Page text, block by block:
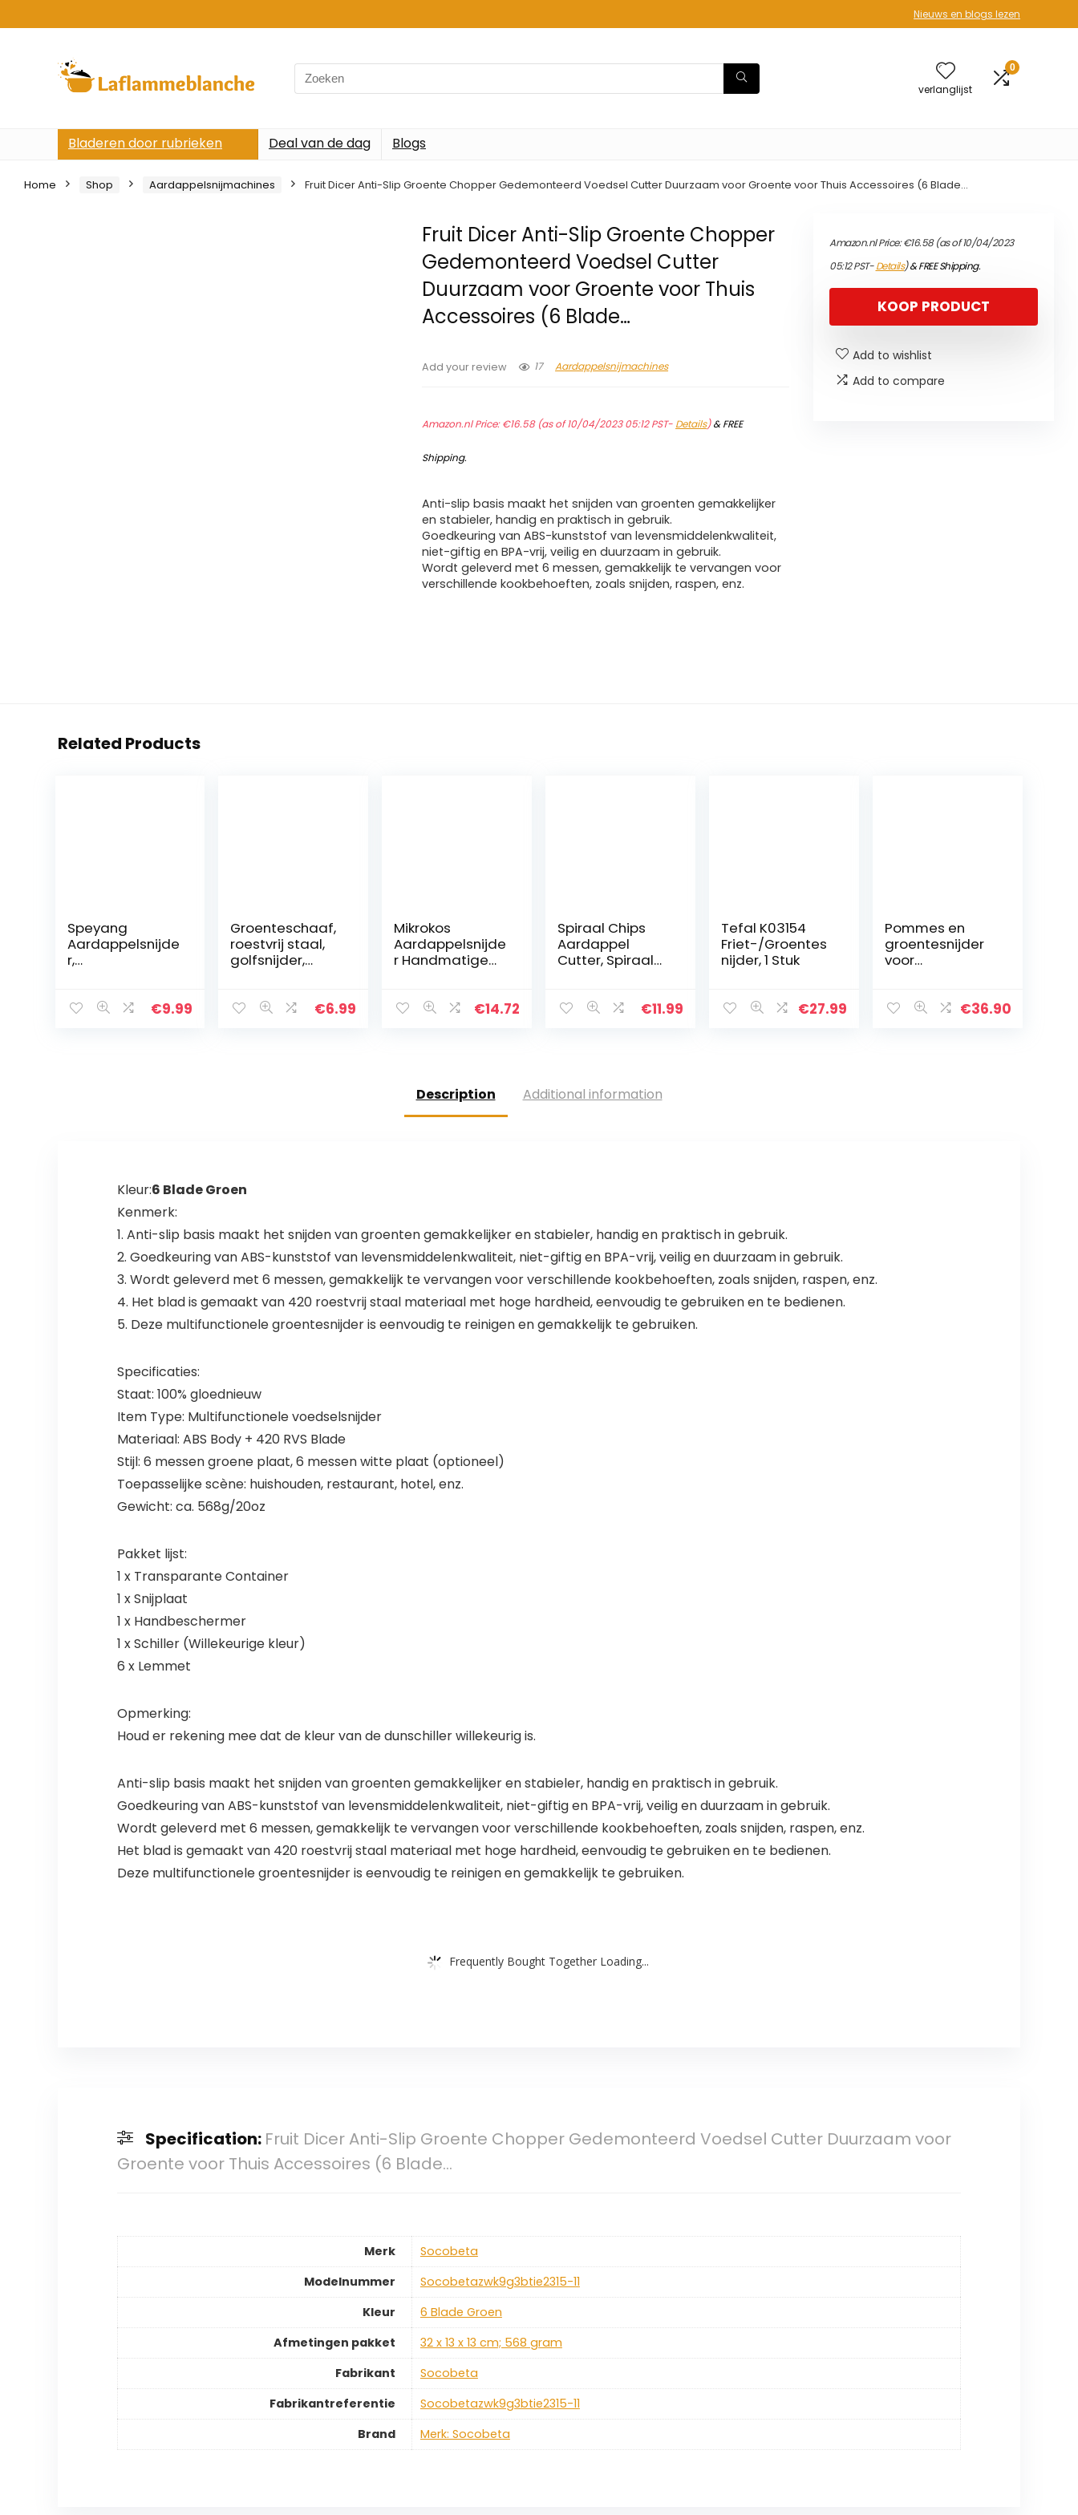
Nieuws en blogs lezen
Search
for:
verlanglijst
0
Bladeren door rubrieken Deal van de dag Blogs
Home Shop Aardappelsnijmachines Fruit Dicer Anti-Slip Groente Chopper Gedemonteerd Voedsel Cutter Duurzaam voor Groente voor Thuis Accessoires (6 Blade…
Fruit Dicer Anti-Slip Groente Chopper
Gedemonteerd Voedsel Cutter
Duurzaam voor Groente voor Thuis
Accessoires (6 Blade…
Add your review 17 Aardappelsnijmachines
Amazon.nl Price:€16.58(as of 10/04/2023 05:12 PST- Details)&FREE
Shipping.
Anti-slip basis maakt het snijden van groenten gemakkelijker
en stabieler, handig en praktisch in gebruik.
Goedkeuring van ABS-kunststof van levensmiddelenkwaliteit,
niet-giftig en BPA-vrij, veilig en duurzaam in gebruik.
Wordt geleverd met 6 messen, gemakkelijk te vervangen voor
verschillende kookbehoeften, zoals snijden, raspen, enz.
Amazon.nl Price:€16.58(as of 10/04/2023
05:12 PST-Details)&FREE Shipping.
KOOP PRODUCT
Add to wishlist
Add to compare
Related Products
Speyang
Aardappelsnijde
r,
frietsnijder van
€9.99
Groenteschaaf,
roestvrij staal,
golfsnijder,
chips snijmes€6.99
Mikrokos
Aardappelsnijde
r Handmatige
Aardappelsnijde
€14.72
Spiraal Chips
Aardappel
Cutter, Spiraal
Aardappel
€11.99
Tefal K03154
Friet-/Groentes
nijder, 1 Stuk
€27.99
Pommes en
groentesnijder
voor
van frietjes en
€36.90
Description Additional information
Kleur:6 Blade Groen
Kenmerk:
1. Anti-slip basis maakt het snijden van groenten gemakkelijker en stabieler, handig en praktisch in gebruik.
2. Goedkeuring van ABS-kunststof van levensmiddelenkwaliteit, niet-giftig en BPA-vrij, veilig en duurzaam in gebruik.
3. Wordt geleverd met 6 messen, gemakkelijk te vervangen voor verschillende kookbehoeften, zoals snijden, raspen, enz.
4. Het blad is gemaakt van 420 roestvrij staal materiaal met hoge hardheid, eenvoudig te gebruiken en te bedienen.
5. Deze multifunctionele groentesnijder is eenvoudig te reinigen en gemakkelijk te gebruiken.
Specificaties:
Staat: 100% gloednieuw
Item Type: Multifunctionele voedselsnijder
Materiaal: ABS Body + 420 RVS Blade
Stijl: 6 messen groene plaat, 6 messen witte plaat (optioneel)
Toepasselijke scène: huishouden, restaurant, hotel, enz.
Gewicht: ca. 568g/20oz
Pakket lijst:
1 x Transparante Container
1 x Snijplaat
1 x Handbeschermer
1 x Schiller (Willekeurige kleur)
6 x Lemmet
Opmerking:
Houd er rekening mee dat de kleur van de dunschiller willekeurig is.
Anti-slip basis maakt het snijden van groenten gemakkelijker en stabieler, handig en praktisch in gebruik.
Goedkeuring van ABS-kunststof van levensmiddelenkwaliteit, niet-giftig en BPA-vrij, veilig en duurzaam in gebruik.
Wordt geleverd met 6 messen, gemakkelijk te vervangen voor verschillende kookbehoeften, zoals snijden, raspen, enz.
Het blad is gemaakt van 420 roestvrij staal materiaal met hoge hardheid, eenvoudig te gebruiken en te bedienen.
Deze multifunctionele groentesnijder is eenvoudig te reinigen en gemakkelijk te gebruiken.
Frequently Bought Together Loading...
Specification: Fruit Dicer Anti-Slip Groente Chopper Gedemonteerd Voedsel Cutter Duurzaam voor
Groente voor Thuis Accessoires (6 Blade…
Merk
‎Socobeta
Modelnummer
‎Socobetazwk9g3btie2315-11
Kleur
‎6 Blade Groen
Afmetingen pakket
‎32 x 13 x 13 cm; 568 gram
Fabrikant
‎Socobeta
Fabrikantreferentie
‎Socobetazwk9g3btie2315-11
Brand
Merk: Socobeta